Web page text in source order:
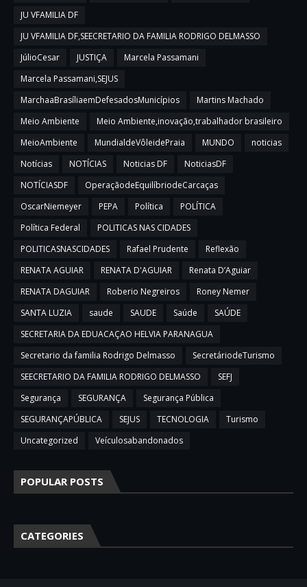
JU VFAMILIA DF
JU VFAMILIA DF,SEECRETARIO DA FAMILIA RODRIGO DELMASSO
JúlioCesar
JUSTIÇA
Marcela Passamani
Marcela Passamani,SEJUS
MarchaaBrasíliaemDefesadosMunicípios
Martins Machado
Meio Ambiente
Meio Ambiente,inovação,trabalhador brasileiro
MeioAmbiente
MundialdeVôleidePraia MUNDO
noticias
Notícias
NOTÍCIAS Noticias DF
NoticiasDF
NOTÍCIASDF
OperaçãodeEquilíbriodeCarcaças
OscarNiemeyer
PEPA Política
POLÍTICA
Política Federal
POLITICAS NAS CIDADES
POLITICASNASCIDADES
Rafael Prudente
Reflexão
RENATA AGUIAR
RENATA D'AGUIAR
Renata D’Aguiar
RENATA DAGUIAR
Roberio Negreiros
Roney Nemer
SANTA LUZIA
saude SAUDE Saúde
SAÚDE
SECRETARIA DA EDUACAÇAO HELVIA PARANAGUA
Secretario da familia Rodrigo Delmasso
SecretáriodeTurismo
SEECRETARIO DA FAMILIA RODRIGO DELMASSO
SEFJ
Segurança
SEGURANÇA
Segurança Pública
SEGURANÇAPÚBLICA
SEJUS TECNOLOGIA
Turismo
Uncategorized
Veículosabandonados
POPULAR POSTS
CATEGORIES